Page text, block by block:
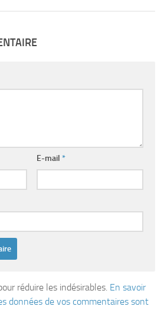
E-mail *
réduire les indésirables. En savoir
données de vos commentaires sont